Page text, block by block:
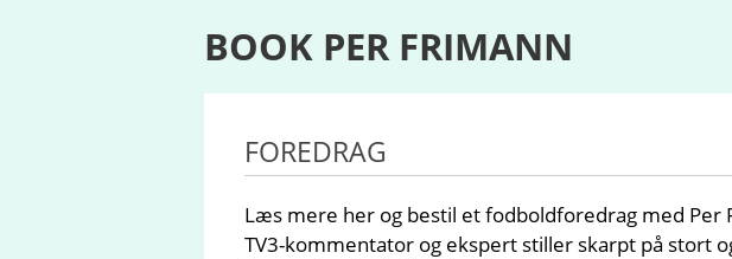
BOOK PER FRIMANN
FOREDRAG
Læs mere her og bestil et fodboldforedrag med Per
TV3-kommentator og ekspert stiller skarpt på stort